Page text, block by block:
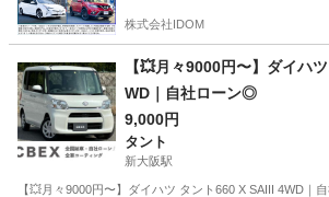
株式会社IDOM
【💥月々9000円〜】ダイハ
WD｜自社ローン◎
9,000円
タント
新大阪駅
【💥月々9000円〜】ダイハツ タント660 X SAIII 4WD